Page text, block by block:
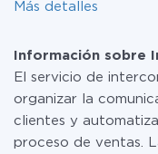
Más detalles
Información sobre
El servicio de
organizar la
clientes y
proceso de ventas.